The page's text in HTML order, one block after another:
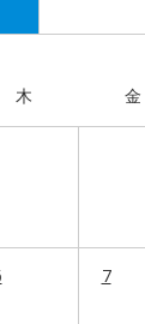
木 金
7